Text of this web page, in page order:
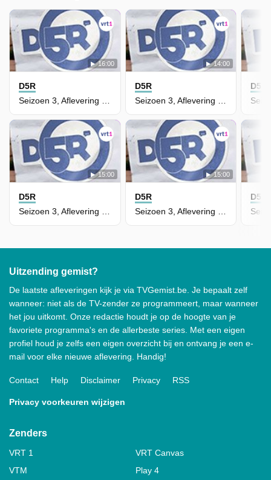
16:00
D5R
Seizoen 3, Aflevering 22 - De Vrienden Willen Leyla Helpen
14:00
D5R
Seizoen 3, Aflevering 21 - Voor Kyra Kan Het Geluk Niet Op
15:00
D5R
15:00
D5R
D5R
D5R
Uitzending gemist?
De laatste afleveringen kijk je via TVGemist.be. Je bepaalt zelf
wanneer: niet als de TV-zender ze programmeert, maar wanneer
het jou uitkomt. Onze redactie houdt je op de hoogte van je
favoriete programma's en de allerbeste series. Met een eigen
profiel houd je zelfs een eigen overzicht bij en ontvang je een e-
mail voor elke nieuwe aflevering. Handig!
Contact Help Disclaimer Privacy RSS
Privacy voorkeuren wijzigen
Zenders
VRT 1
VRT Canvas
VTM
Play 4